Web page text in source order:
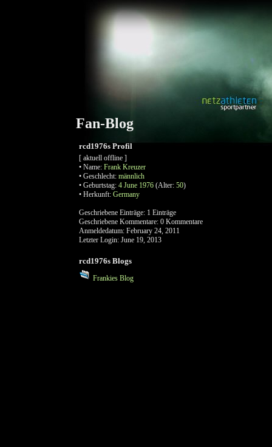
Fan-Blog
rcd1976s Profil
[ aktuell offline ]
• Name: Frank Kreuzer
• Geschlecht: männlich
• Geburtstag: 4 June 1976 (Alter: 50)
• Herkunft: Germany
Geschriebene Einträge: 1 Einträge
Geschriebene Kommentare: 0 Kommentare
Anmeldedatum: February 24, 2011
Letzter Login: June 19, 2013
rcd1976s Blogs
Frankies Blog